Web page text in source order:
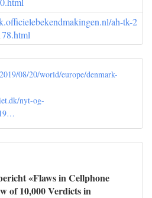
ah-tk-2
08/20/world/europe/denmark-
nyt-og-
«Flaws in Cellphone
of 10,000 Verdicts in